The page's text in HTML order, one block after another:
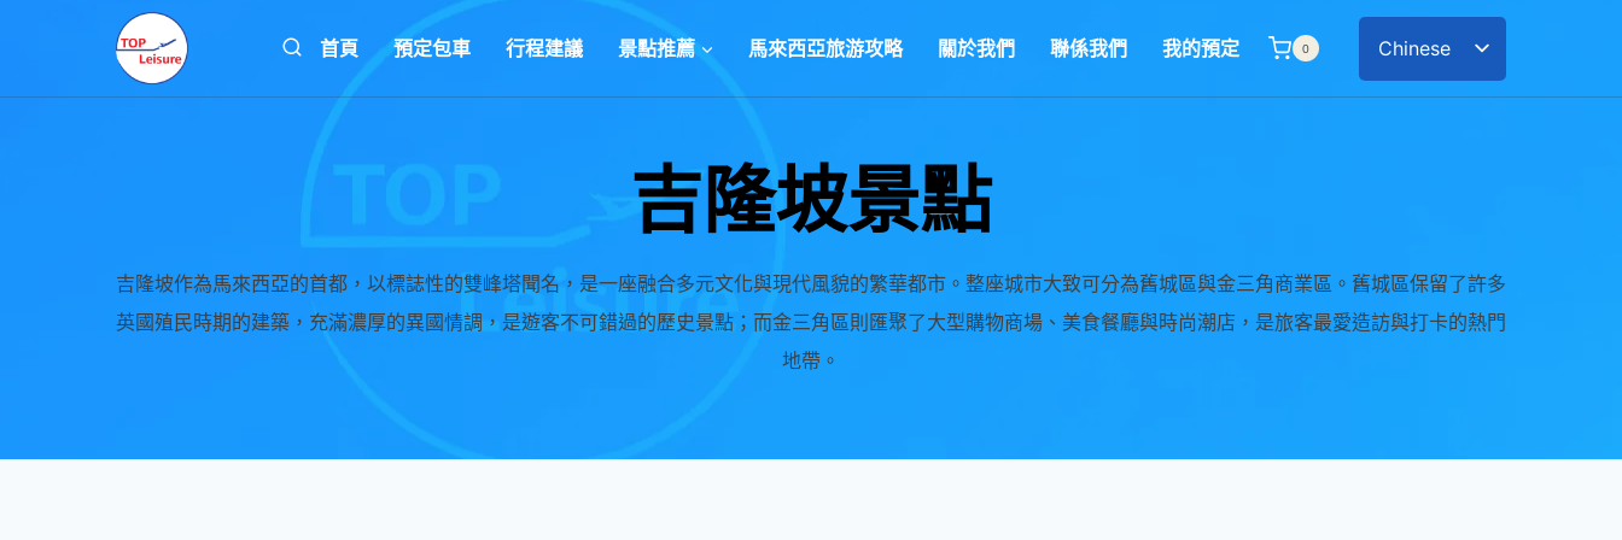
content
首頁 預定包車 行程建議 景點推薦 馬來西亞旅游攻略 關於我們 聯係我們 我的預定 0
Chinese
English
吉隆坡景點
吉隆坡作為馬來西亞的首都，以標誌性的雙峰塔聞名，是一座融合多元文化與現代風貌的繁華都市。整座城市大致可分為舊城區與金三角商業區。舊城區保留了許多
英國殖民時期的建築，充滿濃厚的異國情調，是遊客不可錯過的歷史景點；而金三角區則匯聚了大型購物商場、美食餐廳與時尚潮店，是旅客最愛造訪與打卡的熱門
地帶。